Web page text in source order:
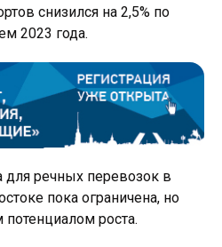
снизился на 2,5% по
2023 года.
для речных перевозок в
пока ограничена, но
роста.